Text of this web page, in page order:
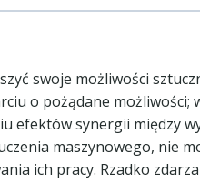
swoje możliwości
o pożądane możliwości;
efektów synergii między
maszynowego, nie
ich pracy. Rzadko